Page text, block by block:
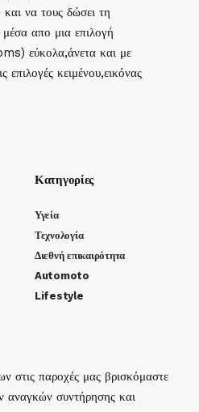
να τους δώσει τη
απο μια επιλογή
εύκολα,άνετα και με
επιλογές κειμένου,εικόνας
Κατηγορίες
Υγεία
Τεχνολογία
Διεθνή επικαιρότητα
Automoto
Lifestyle
στις παροχές μας βρισκόμαστε
αναγκών συντήρησης και